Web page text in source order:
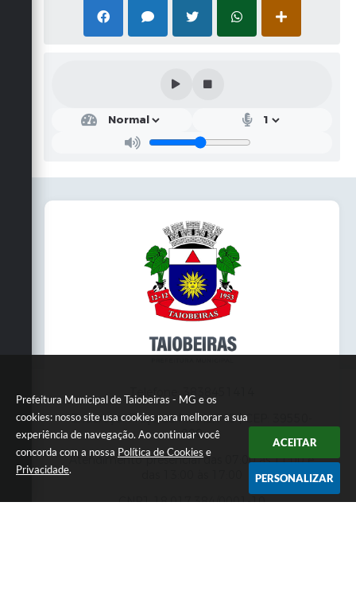
Prefeitura Municipal de Taiobeiras - MG e os
cookies: nosso site usa cookies para melhorar a sua
experiência de navegação. Ao continuar você
concorda com a nossa Política de Cookies e
Privacidade.
ACEITAR
PERSONALIZAR
Telefone: 3838451414
Endereço: Praça da Matriz,145 | CEP: 39550-
000
Atendimento presencial das 07:00 às 11:00 e
CNPJ: 18.017.384/0001-10